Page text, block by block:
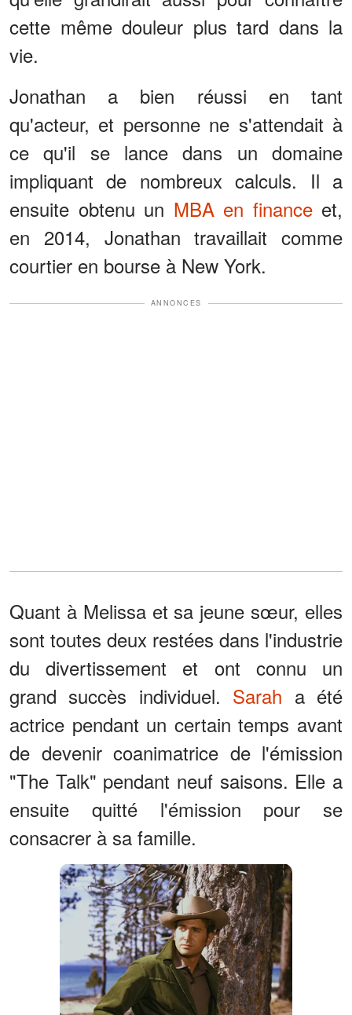
cette même douleur plus tard dans la
vie.
Jonathan a bien réussi en tant
qu'acteur, et personne ne s'attendait à
ce qu'il se lance dans un domaine
impliquant de nombreux calculs. Il a
ensuite obtenu un MBA en financeet,
en 2014, Jonathan travaillait comme
courtier en bourse à New York.
ANNONCES
Quant à Melissa et sa jeune sœur, elles
sont toutes deux restées dans l'industrie
du divertissement et ont connu un
grand succès individuel. Sarah a été
actrice pendant un certain temps avant
de devenir coanimatrice de l'émission
"The Talk" pendant neuf saisons. Elle a
ensuite quitté l'émission pour se
consacrer à sa famille.